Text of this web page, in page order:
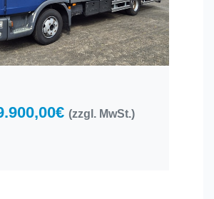
(zzgl. MwSt.)